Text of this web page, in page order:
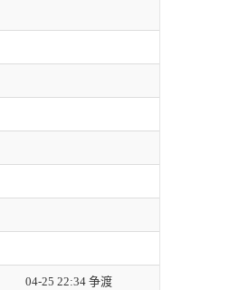
04-25 22:34 争渡